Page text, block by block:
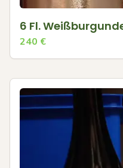
6 Fl.
240 €